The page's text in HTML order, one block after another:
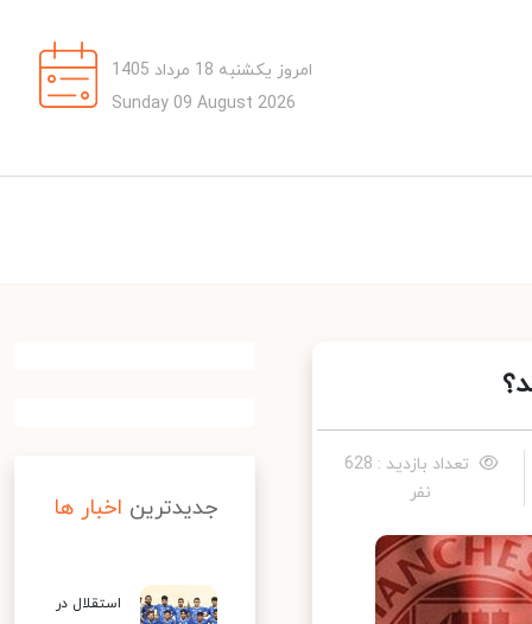
امروز یکشنبه 18 مرداد 1405
Sunday 09 August 2026
تعداد بازدید : 628
نفر
جدیدترین اخبار ها
استقلال در